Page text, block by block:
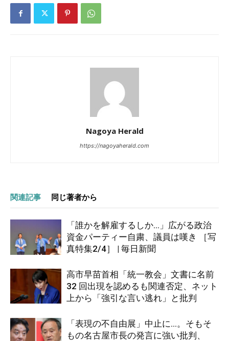
Nagoya Herald
https://nagoyaherald.com
関連記事 同じ著者から
「誰かを解雇するしか…」広がる政治
資金パーティー自粛、議員は嘆き ［写
真特集2/4］ | 毎日新聞
高市早苗首相「統一教会」文書に名前
32 回出現を認めるも関連否定、ネット
上から「強引な言い逃れ」と批判
「表現の不自由展」中止に…。そもそ
もの名古屋市長の発言に強い批判、